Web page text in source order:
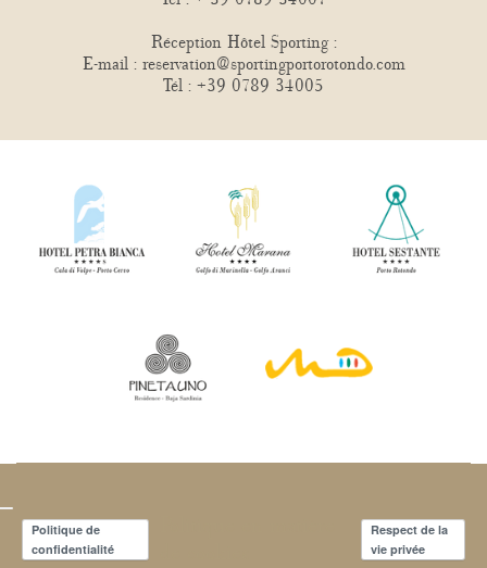
Réception Hôtel Sporting :
E-mail : reservation@sportingportorotondo.com
Tél : +39 0789 34005
Politique de
confidentialité
Respect de la
vie privée